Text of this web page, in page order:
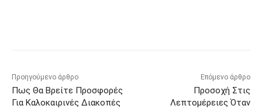
Προηγούμενο άρθρο
Πως Θα Βρείτε Προσφορές
Για Καλοκαιρινές Διακοπές
Επόμενο άρθρο
Προσοχή Στις
Λεπτομέρειες Όταν